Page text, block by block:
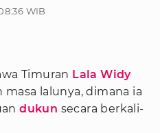
WIB
Timuran Lala Widy
lalunya, dimana ia
dukun secara berkali-